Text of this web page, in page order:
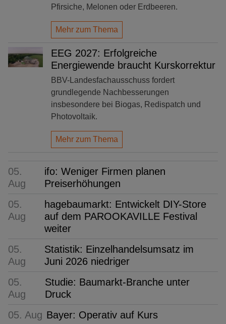
Pfirsiche, Melonen oder Erdbeeren.
Mehr zum Thema
EEG 2027: Erfolgreiche
Energiewende braucht Kurskorrektur
BBV-Landesfachausschuss fordert
grundlegende Nachbesserungen
insbesondere bei Biogas, Redispatch und
Photovoltaik.
Mehr zum Thema
05.
Aug
ifo: Weniger Firmen planen
Preiserhöhungen
05.
Aug
hagebaumarkt: Entwickelt DIY-Store
auf dem PAROOKAVILLE Festival
weiter
05.
Aug
Statistik: Einzelhandelsumsatz im
Juni 2026 niedriger
05.
Aug
Studie: Baumarkt-Branche unter
Druck
05. Aug Bayer: Operativ auf Kurs